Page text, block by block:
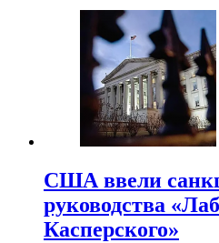
США ввели
руководства
Касперского»